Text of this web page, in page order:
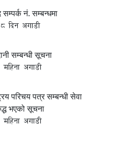
सम्पर्क नं. सम्बन्धमा
दिन अगाडी
सम्बन्धी सूचना
अगाडी
परिचय पत्र सम्बन्धी सेवा
भएको सूचना
अगाडी